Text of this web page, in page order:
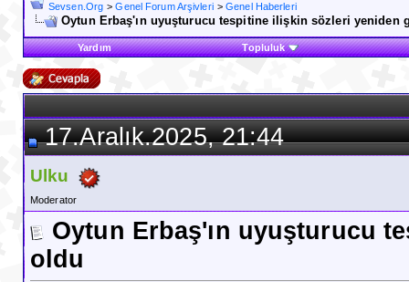
Sevsen.Org >Genel Forum Arşivleri >Genel Haberleri
Oytun Erbaş'ın uyuşturucu tespitine ilişkin sözleri yeniden
Yardım Topluluk
17.Aralık.2025, 21:44
Ulku
Moderator
Oytun Erbaş'ın uyuşturucu
oldu